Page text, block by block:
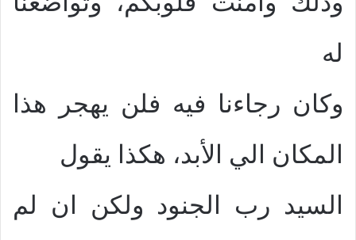
له
وكان رجاءنا فيه فلن يهجر هذا
المكان الي الأبد، هكذا يقول
السيد رب الجنود ولكن ان لم